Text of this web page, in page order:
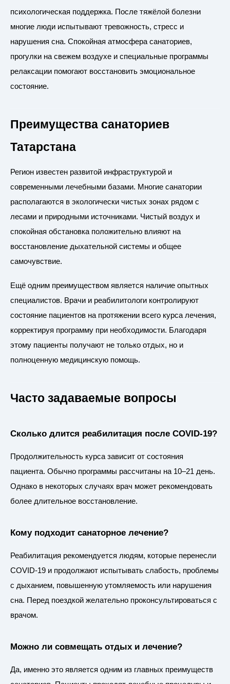
психологическая поддержка. После тяжёлой болезни
многие люди испытывают тревожность, стресс и
нарушения сна. Спокойная атмосфера санаториев,
прогулки на свежем воздухе и специальные программы
релаксации помогают восстановить эмоциональное
состояние.
Преимущества санаториев
Татарстана
Регион известен развитой инфраструктурой и
современными лечебными базами. Многие санатории
располагаются в экологически чистых зонах рядом с
лесами и природными источниками. Чистый воздух и
спокойная обстановка положительно влияют на
восстановление дыхательной системы и общее
самочувствие.
Ещё одним преимуществом является наличие опытных
специалистов. Врачи и реабилитологи контролируют
состояние пациентов на протяжении всего курса лечения,
корректируя программу при необходимости. Благодаря
этому пациенты получают не только отдых, но и
полноценную медицинскую помощь.
Часто задаваемые вопросы
Сколько длится реабилитация после COVID-19?
Продолжительность курса зависит от состояния
пациента. Обычно программы рассчитаны на 10–21 день.
Однако в некоторых случаях врач может рекомендовать
более длительное восстановление.
Кому подходит санаторное лечение?
Реабилитация рекомендуется людям, которые перенесли
COVID-19 и продолжают испытывать слабость, проблемы
с дыханием, повышенную утомляемость или нарушения
сна. Перед поездкой желательно проконсультироваться с
врачом.
Можно ли совмещать отдых и лечение?
Да, именно это является одним из главных преимуществ